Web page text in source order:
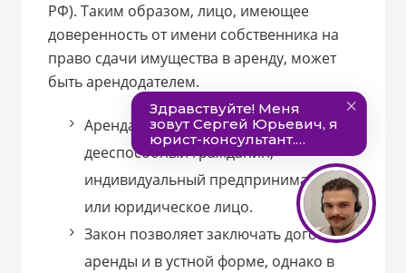
РФ). Таким образом, лицо, имеющее
доверенность от имени собственника на
право сдачи имущества в аренду, может
быть арендодателем.
Арендатором может быть любой
дееспособный гражданин,
индивидуальный предприниматель
или юридическое лицо.
Закон позволяет заключать договор
аренды и в устной форме, однако в